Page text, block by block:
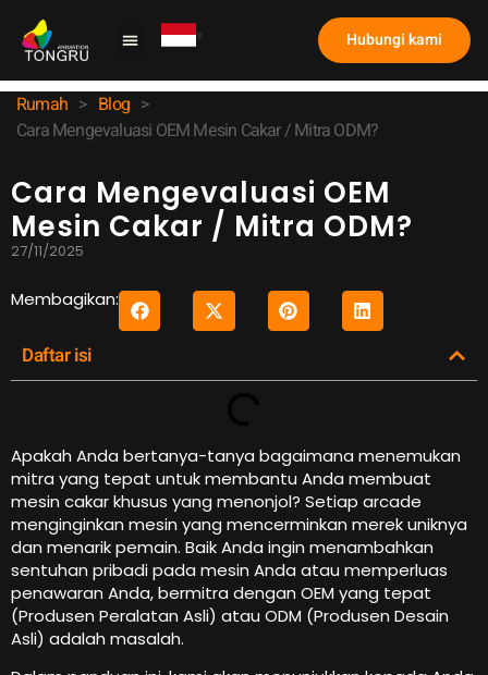
Hubungi kami
Rumah > Blog >
Cara Mengevaluasi OEM Mesin Cakar / Mitra ODM?
Cara Mengevaluasi OEM
Mesin Cakar / Mitra ODM?
27/11/2025
Membagikan:
Daftar isi
Apakah Anda bertanya-tanya bagaimana menemukan
mitra yang tepat untuk membantu Anda membuat
mesin cakar khusus yang menonjol? Setiap arcade
menginginkan mesin yang mencerminkan merek uniknya
dan menarik pemain. Baik Anda ingin menambahkan
sentuhan pribadi pada mesin Anda atau memperluas
penawaran Anda, bermitra dengan OEM yang tepat
(Produsen Peralatan Asli) atau ODM (Produsen Desain
Asli) adalah masalah.